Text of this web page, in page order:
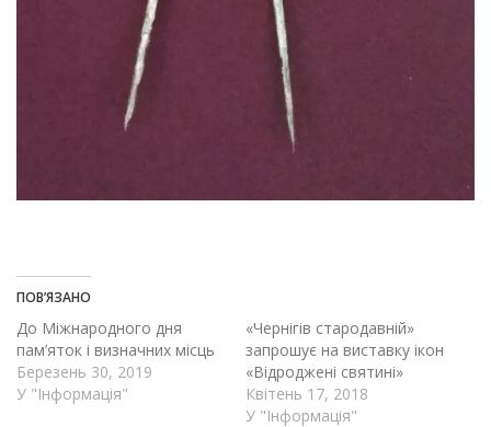
ПОВ’ЯЗАНО
До Міжнародного дня
пам’яток і визначних місць
Березень 30, 2019
У "Інформація"
«Чернігів стародавній»
запрошує на виставку ікон
«Відроджені святині»
Квітень 17, 2018
У "Інформація"